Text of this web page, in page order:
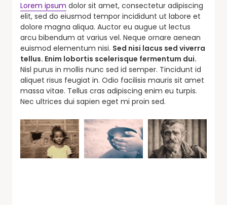
Lorem ipsum dolor sit amet, consectetur adipiscing
elit, sed do eiusmod tempor incididunt ut labore et
dolore magna aliqua. Auctor eu augue ut lectus
arcu bibendum at varius vel. Neque ornare aenean
euismod elementum nisi. Sed nisi lacus sed viverra
tellus. Enim lobortis scelerisque fermentum dui.
Nisl purus in mollis nunc sed id semper. Tincidunt id
aliquet risus feugiat in. Odio facilisis mauris sit amet
massa vitae. Tellus cras adipiscing enim eu turpis.
Nec ultrices dui sapien eget mi proin sed.